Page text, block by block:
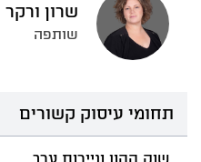
שרון
שותפה
תחומי עיסוק קשורים